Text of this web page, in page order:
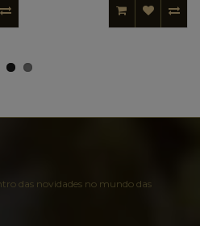
das novidades no mundo das